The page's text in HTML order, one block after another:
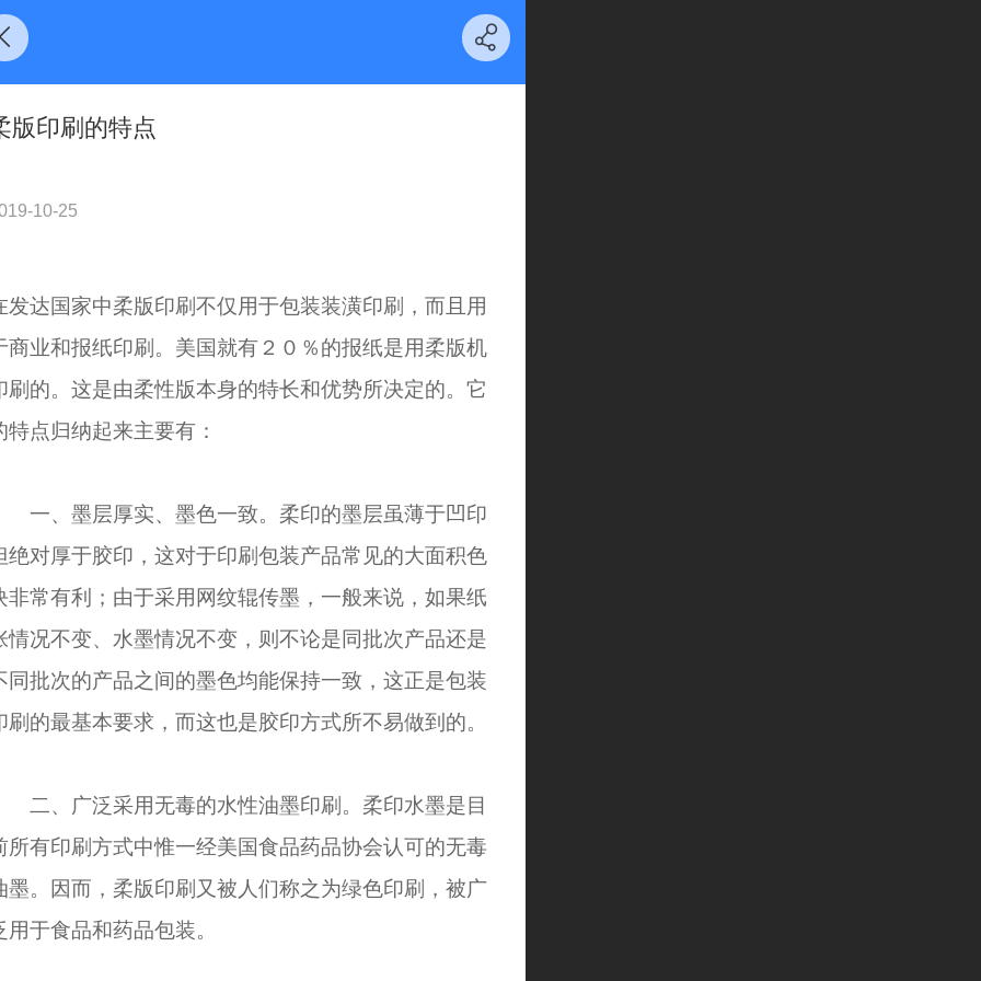
版印刷的特点
10-25
发达国家中柔版印刷不仅用于包装装潢印刷，而且用
商业和报纸印刷。美国就有２０％的报纸是用柔版机
刷的。这是由柔性版本身的特长和优势所决定的。它
特点归纳起来主要有：
、墨层厚实、墨色一致。柔印的墨层虽薄于凹印
绝对厚于胶印，这对于印刷包装产品常见的大面积色
非常有利；由于采用网纹辊传墨，一般来说，如果纸
情况不变、水墨情况不变，则不论是同批次产品还是
同批次的产品之间的墨色均能保持一致，这正是包装
刷的最基本要求，而这也是胶印方式所不易做到的。
、广泛采用无毒的水性油墨印刷。柔印水墨是目
所有印刷方式中惟一经美国食品药品协会认可的无毒
墨。因而，柔版印刷又被人们称之为绿色印刷，被广
用于食品和药品包装。